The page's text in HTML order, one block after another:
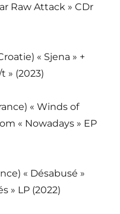
Raw Attack » CDr
« Sjena » +
» (2023)
« Winds of
« Nowadays » EP
« Désabusé »
» LP (2022)